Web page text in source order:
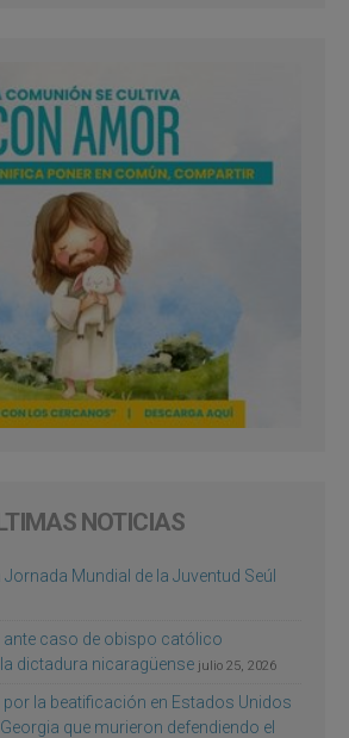
NOTICIAS
Mundial de la Juventud Seúl
ante caso de obispo católico
dictadura nicaragüense julio 25, 2026
por la beatificación en Estados Unidos
que murieron defendiendo el